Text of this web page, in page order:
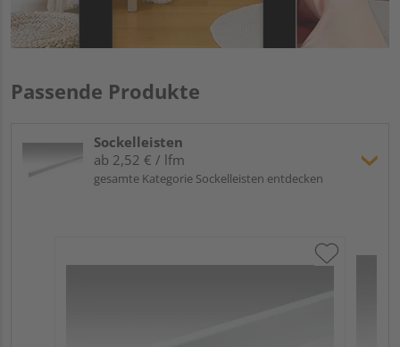
Passende Produkte
Sockelleisten
ab 2,52 € / lfm
gesamte Kategorie Sockelleisten entdecken